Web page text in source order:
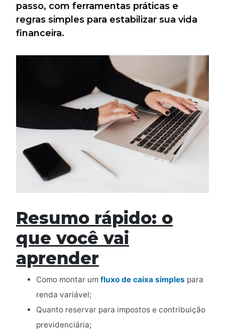
passo, com ferramentas práticas e
regras simples para estabilizar sua vida
financeira.
Resumo rápido: o
que você vai
aprender
Como montar um fluxo de caixa simples para
renda variável;
Quanto reservar para impostos e contribuição
previdenciária;